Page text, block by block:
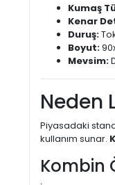
Kumaş
Kenar
Duruş:
Boyut:
Mevsim:
Neden
Piyasadaki
kullanım sunar.
Kombin